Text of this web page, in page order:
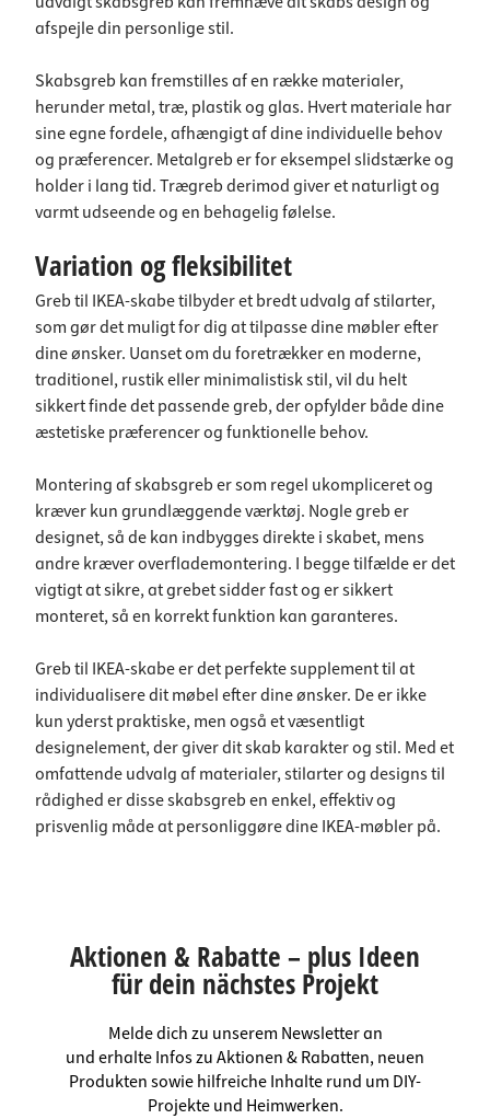
afspejle din personlige stil.
Skabsgreb kan fremstilles af en række materialer,
herunder metal, træ, plastik og glas. Hvert materiale har
sine egne fordele, afhængigt af dine individuelle behov
og præferencer. Metalgreb er for eksempel slidstærke og
holder i lang tid. Trægreb derimod giver et naturligt og
varmt udseende og en behagelig følelse.
Variation og fleksibilitet
Greb til IKEA-skabe tilbyder et bredt udvalg af stilarter,
som gør det muligt for dig at tilpasse dine møbler efter
dine ønsker. Uanset om du foretrækker en moderne,
traditionel, rustik eller minimalistisk stil, vil du helt
sikkert finde det passende greb, der opfylder både dine
æstetiske præferencer og funktionelle behov.
Montering af skabsgreb er som regel ukompliceret og
kræver kun grundlæggende værktøj. Nogle greb er
designet, så de kan indbygges direkte i skabet, mens
andre kræver overflademontering. I begge tilfælde er det
vigtigt at sikre, at grebet sidder fast og er sikkert
monteret, så en korrekt funktion kan garanteres.
Greb til IKEA-skabe er det perfekte supplement til at
individualisere dit møbel efter dine ønsker. De er ikke
kun yderst praktiske, men også et væsentligt
designelement, der giver dit skab karakter og stil. Med et
omfattende udvalg af materialer, stilarter og designs til
rådighed er disse skabsgreb en enkel, effektiv og
prisvenlig måde at personliggøre dine IKEA-møbler på.
Aktionen & Rabatte – plus Ideen
für dein nächstes Projekt
Melde dich zu unserem Newsletter an
und erhalte Infos zu Aktionen & Rabatten, neuen
Produkten sowie hilfreiche Inhalte rund um DIY-
Projekte und Heimwerken.